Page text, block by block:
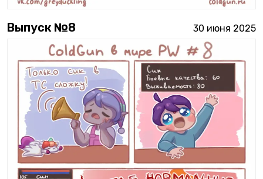
Выпуск №8 30 июня 2025